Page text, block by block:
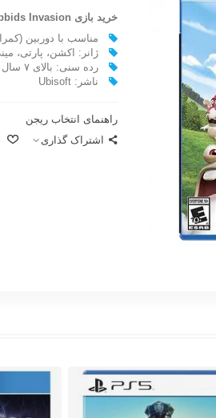
خرید بازی Rabbids Invasion کارکرده (دست دوم) برای پلی استیشن 4
مناسب با دوربین
ژانر: اکشن، پارتی،
رده سنی: بالای ۷ سال
ناشر: Ubisoft
راهنمای انتخاب ریجن
اشتراک گذاری